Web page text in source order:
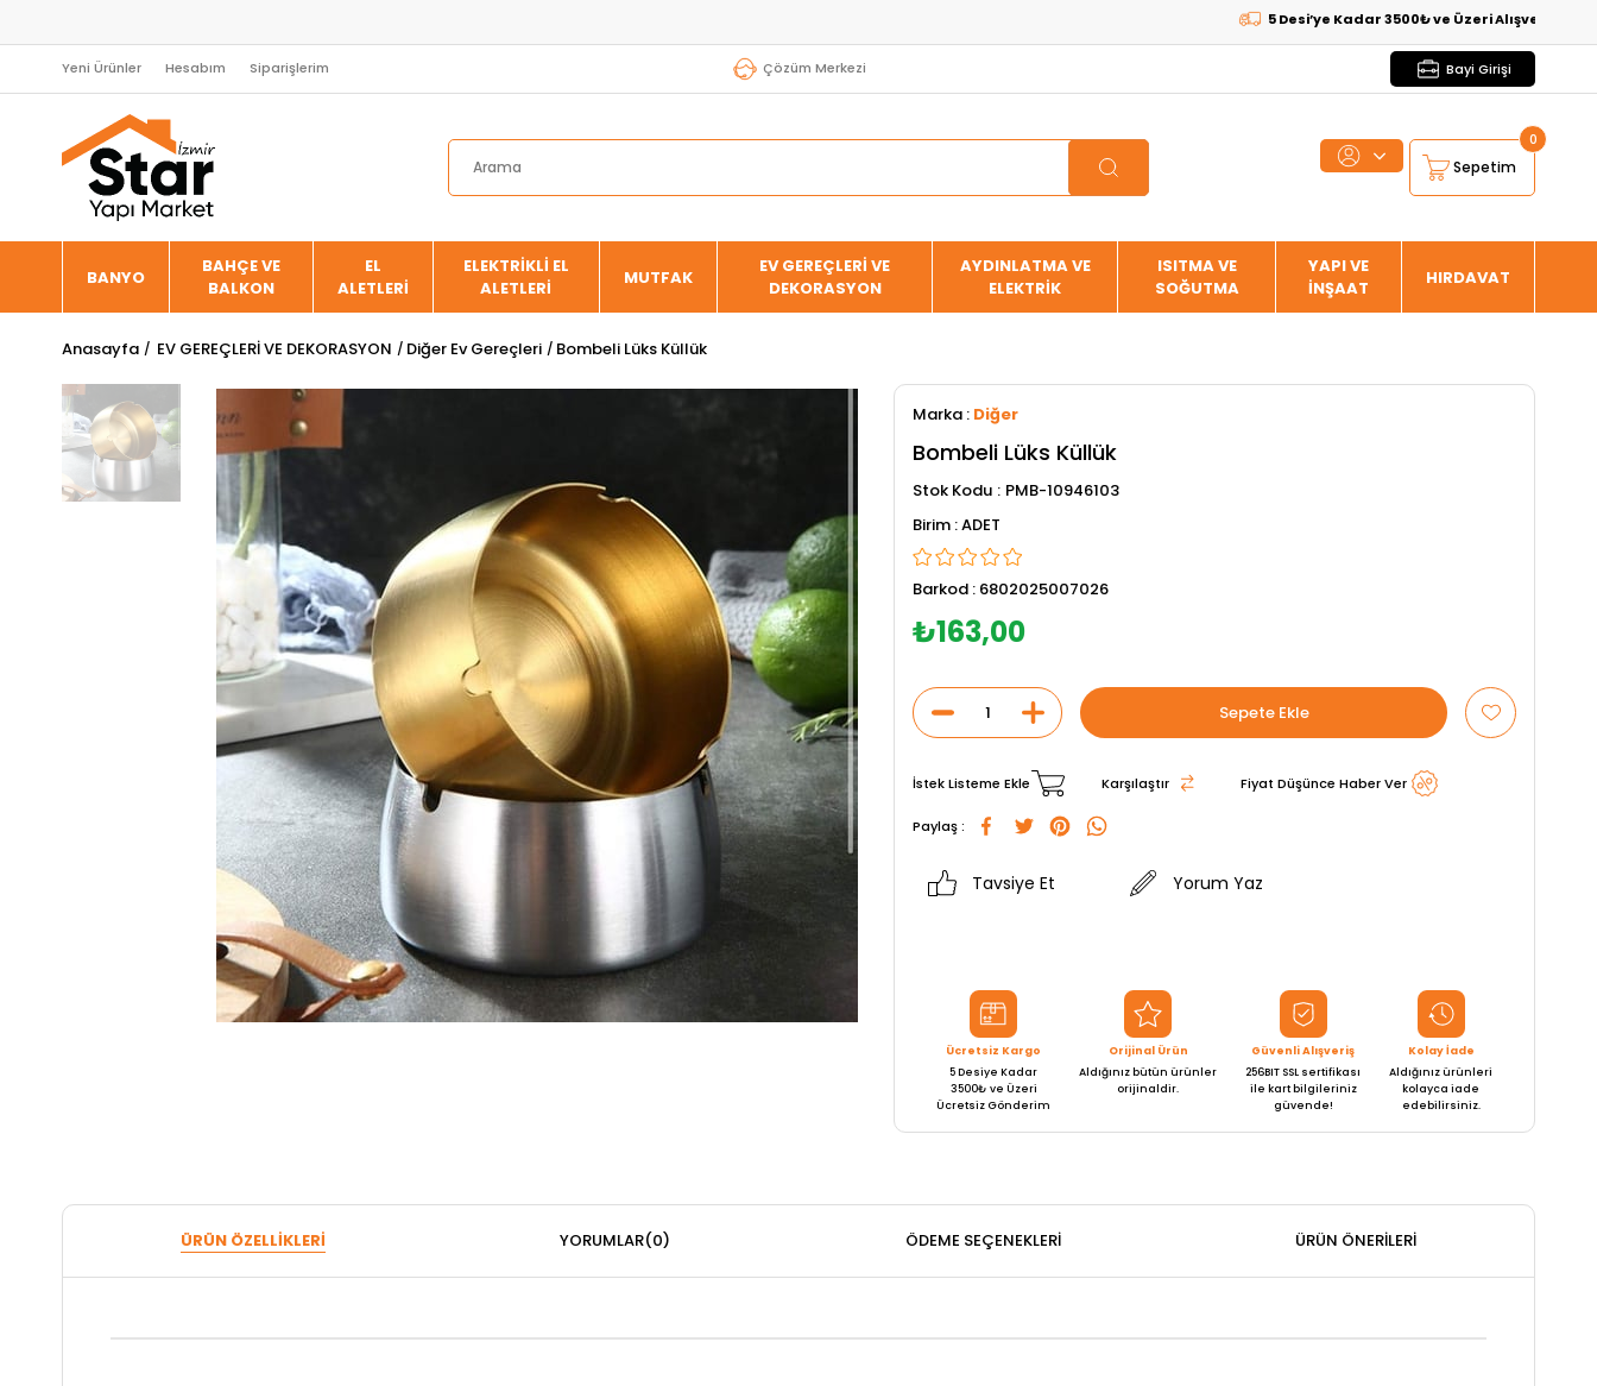
5 Desi’ye Kadar 3500₺ ve Üzeri Alışverişlerde
Yeni Ürünler Hesabım Siparişlerim Çözüm Merkezi Bayi Girişi
Sepetim
0
BANYO
BAHÇE VE
BALKON
EL
ALETLERİ
ELEKTRİKLİ EL
ALETLERİ
MUTFAK
EV GEREÇLERİ VE
DEKORASYON
AYDINLATMA VE
ELEKTRİK
ISITMA VE
SOĞUTMA
YAPI VE
İNŞAAT
HIRDAVAT
Anasayfa EV GEREÇLERİ VE DEKORASYON Diğer Ev Gereçleri Bombeli Lüks Küllük
Marka : Diğer
Bombeli Lüks Küllük
Stok Kodu
PMB-10946103
ADET
Barkod : 6802025007026
₺163,00
İstek Listeme Ekle Karşılaştır Fiyat Düşünce Haber Ver
Paylaş :
Tavsiye Et Yorum Yaz
Ücretsiz Kargo
5 Desiye Kadar
3500₺ ve Üzeri
Ücretsiz Gönderim
Orijinal Ürün
Aldığınız bütün ürünler
orijinaldir.
Güvenli Alışveriş
256BIT SSL sertifikası
ile kart bilgileriniz
güvende!
Kolay İade
Aldığınız ürünleri
kolayca iade
edebilirsiniz.
ÜRÜN ÖZELLIKLERI YORUMLAR(0) ÖDEME SEÇENEKLERI ÜRÜN ÖNERILERI